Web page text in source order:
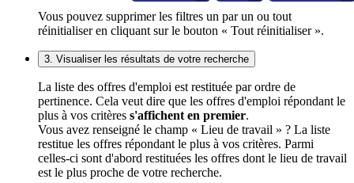
Vous pouvez supprimer les filtres un par un ou tout
réinitialiser en cliquant sur le bouton « Tout réinitialiser ».
3. Visualiser les résultats de votre recherche
La liste des offres d'emploi est restituée par ordre de
pertinence. Cela veut dire que les offres d'emploi répondant le
plus à vos critères s'affichent en premier.
Vous avez renseigné le champ « Lieu de travail » ? La liste
restitue les offres répondant le plus à vos critères. Parmi
celles-ci sont d'abord restituées les offres dont le lieu de travail
est le plus proche de votre recherche.